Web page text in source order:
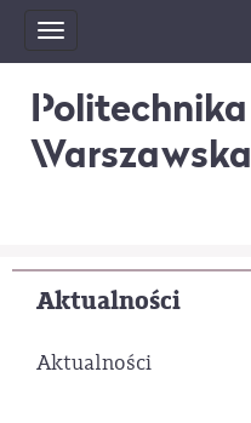
Toggle
navigation
Politechnika
Warszawska
Aktualności
Aktualności